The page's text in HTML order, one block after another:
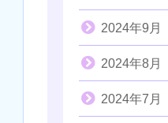
2024年9月
2024年8月
2024年7月